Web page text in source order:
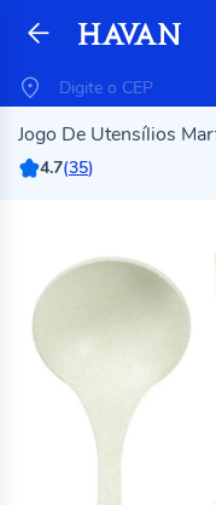
Jogo De Utensílios
4.7(35)